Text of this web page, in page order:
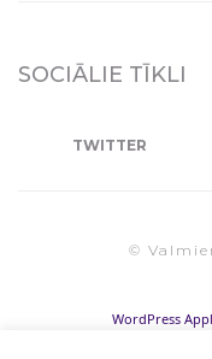
SOCIĀLIE TĪKLI
TWITTER
©
WordPress